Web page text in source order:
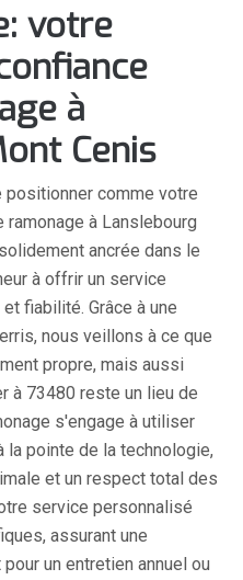
votre
à
Cenis
comme votre
à Lanslebourg
ancrée dans le
à offrir un service
fiabilité. Grâce à une
nous veillons à ce que
propre, mais aussi
à 73480 reste un lieu de
s'engage à utiliser
la pointe de la technologie,
et un respect total des
service personnalisé
assurant une
un entretien annuel ou